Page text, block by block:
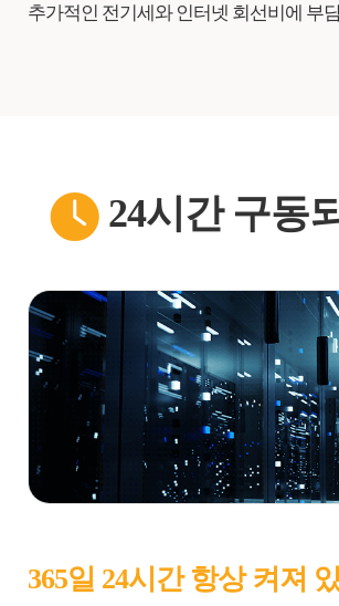
추가적인 전기세와 인터넷 회선비에 부
24시간 구동
365일 24시간 항상 켜져